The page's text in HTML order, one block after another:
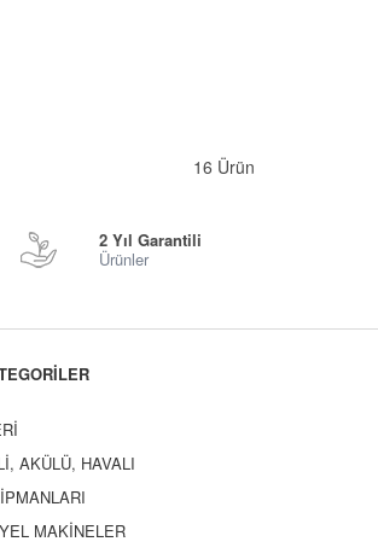
16 Ürün
2 Yıl Garantili
Ürünler
AKÜLÜ, HAVALI
MAKİNELER